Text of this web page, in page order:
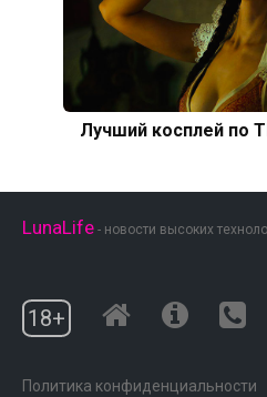
Лучший косплей по
LunaLife - новости высоких
18+
Политика конфиденциальности